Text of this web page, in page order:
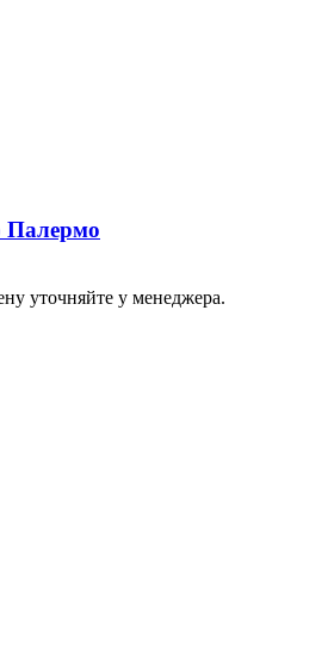
Палермо
уточняйте у менеджера.